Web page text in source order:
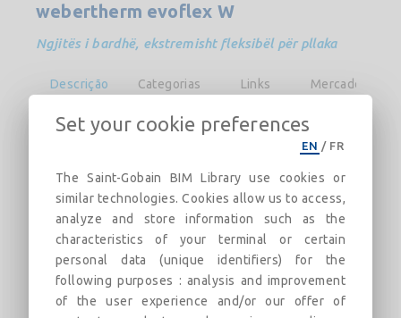
webertherm evoflex W
Ngjitës i bardhë, ekstremisht fleksibël për pllaka
Descrição Categorias Links Mercado
është një ngjitës i parapërgatitur me
bazë çimentoje të bardhë, inertesh tëpërzgjedhura dhe
aditivësh specifikë që përmirësojnë ngjitjen dhe
punueshmërinë. Produkti përdoret në mjedise të
brendshme dhe të jashtme për veshjen e bazamenteve të
rrafshëta.
Avantazhet
Set your cookie preferences
EN / FR
The Saint-Gobain BIM Library use cookies or
similar technologies. Cookies allow us to access,
analyze and store information such as the
characteristics of your terminal or certain
personal data (unique identifiers) for the
following purposes : analysis and improvement
of the user experience and/or our offer of